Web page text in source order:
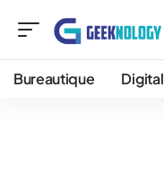
Bureautique Digital